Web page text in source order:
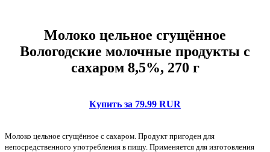
Молоко цельное сгущённое
Вологодские молочные продукты с
сахаром 8,5%, 270 г
Купить за 79.99 RUR
Молоко цельное сгущённое с сахаром. Продукт пригоден для
непосредственного употребления в пищу. Применяется для изготовления